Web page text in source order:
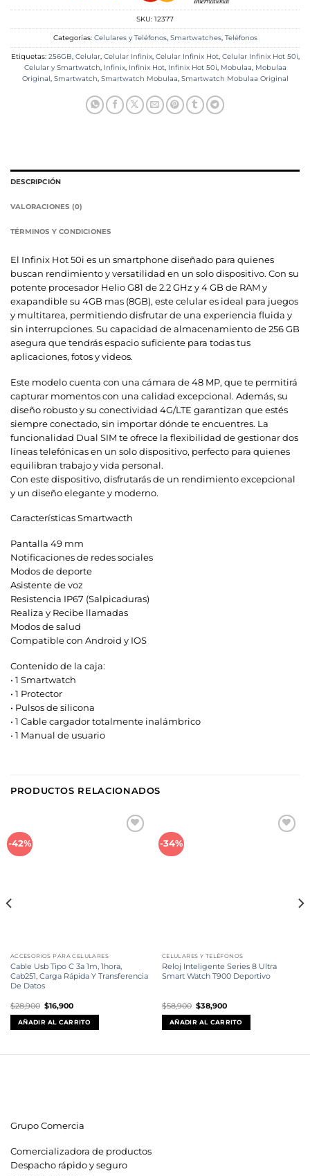
SKU: 12377
Categorías: Celulares y Teléfonos, Smartwatches, Teléfonos
Etiquetas: 256GB, Celular, Celular Infinix, Celular Infinix Hot, Celular Infinix Hot 50i,
Celular y Smartwatch, Infinix, Infinix Hot, Infinix Hot 50i, Mobulaa, Mobulaa
Original, Smartwatch, Smartwatch Mobulaa, Smartwatch Mobulaa Original
DESCRIPCIÓN
VALORACIONES (0)
TÉRMINOS Y CONDICIONES
El Infinix Hot 50i es un smartphone diseñado para quienes
buscan rendimiento y versatilidad en un solo dispositivo. Con su
potente procesador Helio G81 de 2.2 GHz y 4 GB de RAM y
exapandible su 4GB mas (8GB), este celular es ideal para juegos
y multitarea, permitiendo disfrutar de una experiencia fluida y
sin interrupciones. Su capacidad de almacenamiento de 256 GB
asegura que tendrás espacio suficiente para todas tus
aplicaciones, fotos y videos.
Este modelo cuenta con una cámara de 48 MP, que te permitirá
capturar momentos con una calidad excepcional. Además, su
diseño robusto y su conectividad 4G/LTE garantizan que estés
siempre conectado, sin importar dónde te encuentres. La
funcionalidad Dual SIM te ofrece la flexibilidad de gestionar dos
líneas telefónicas en un solo dispositivo, perfecto para quienes
equilibran trabajo y vida personal.
Con este dispositivo, disfrutarás de un rendimiento excepcional
y un diseño elegante y moderno.
Características Smartwacth
Pantalla 49 mm
Notificaciones de redes sociales
Modos de deporte
Asistente de voz
Resistencia IP67 (Salpicaduras)
Realiza y Recibe llamadas
Modos de salud
Compatible con Android y IOS
Contenido de la caja:
• 1 Smartwatch
• 1 Protector
• Pulsos de silicona
• 1 Cable cargador totalmente inalámbrico
• 1 Manual de usuario
PRODUCTOS RELACIONADOS
-42%
ACCESORIOS PARA CELULARES
Cable Usb Tipo C 3a 1m, 1hora,
Cab251, Carga Rápida Y Transferencia
De Datos
$28,900 El
precio
original
era:
$28,900.
$16,900El
actual
es:
$16,900.
AÑADIR AL CARRITO
-34%
CELULARES Y TELÉFONOS
Reloj Inteligente Series 8 Ultra
Smart Watch T900 Deportivo
$58,900 El
precio
original
era:
$58,900.
$38,900El
actual
es:
$38,900.
AÑADIR AL CARRITO
Grupo Comercia
Comercializadora de productos
Despacho rápido y seguro